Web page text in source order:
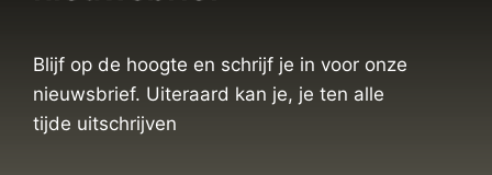
Blijf op de hoogte en schrijf je in voor onze
nieuwsbrief. Uiteraard kan je, je ten alle
tijde uitschrijven